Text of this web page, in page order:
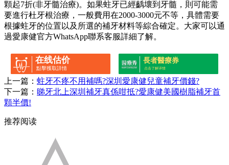
顆起7折(非牙髓治療)。如果蛀牙已經齲壞到牙髓，則可能需
要進行杜牙根治療，一般費用在2000-3000元不等，具體需要
根據蛀牙的位置以及所選的補牙材料等綜合確定。大家可以通
過愛康健官方WhatsApp聯系客服詳細了解。
在线估价
點擊獲取詳情
長者醫療券
点击了解详情
上一篇： 蛀牙不疼不用補嗎?深圳愛康健兒童補牙價錢?
下一篇： 睇牙北上深圳補牙真係咁抵?愛康健美國樹脂補牙首
顆半價!
推荐阅读